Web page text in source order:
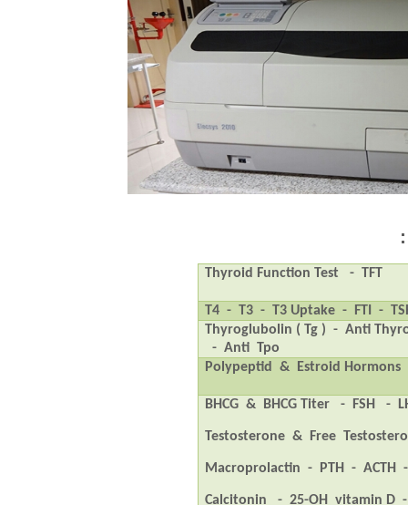
Thyroid Function Test - TFT
T4 - T3 - T3 Uptake - FTI -
Thyroglubolin ( Tg ) - Anti
- Anti Tpo
Polypeptid
& Estroid Hormons
BHCG & BHCG Titer - FSH -
Testosterone & Free
Macroprolactin - PTH - ACTH -
Calcitonin - 25-OH vitamin D -